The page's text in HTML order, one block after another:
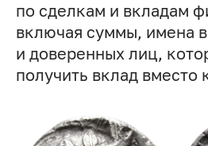
по сделкам и вкладам
включая суммы, имена
и доверенных лиц,
получить вклад вместо